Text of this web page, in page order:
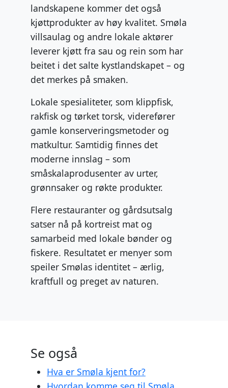
landskapene kommer det også
kjøttprodukter av høy kvalitet. Smøla
villsaulag og andre lokale aktører
leverer kjøtt fra sau og rein som har
beitet i det salte kystlandskapet – og
det merkes på smaken.
Lokale spesialiteter, som klippfisk,
rakfisk og tørket torsk, viderefører
gamle konserveringsmetoder og
matkultur. Samtidig finnes det
moderne innslag – som
småskalaprodusenter av urter,
grønnsaker og røkte produkter.
Flere restauranter og gårdsutsalg
satser nå på kortreist mat og
samarbeid med lokale bønder og
fiskere. Resultatet er menyer som
speiler Smølas identitet – ærlig,
kraftfull og preget av naturen.
Se også
Hva er Smøla kjent for?